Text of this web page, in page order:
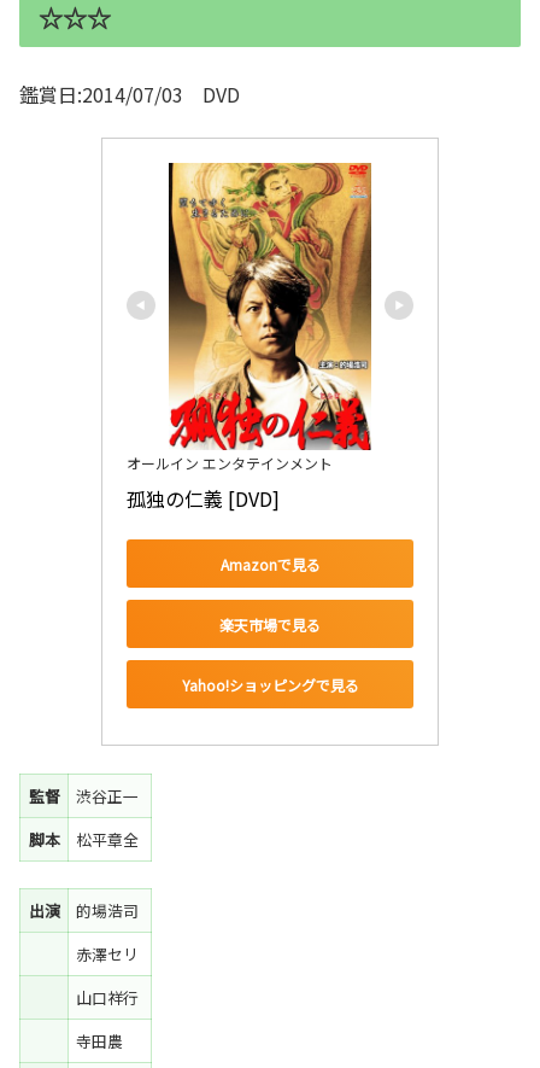
☆☆☆
鑑賞日:2014/07/03 DVD
オールイン エンタテインメント
孤独の仁義 [DVD]
Amazonで見る
楽天市場で見る
Yahoo!ショッピングで見る
監督
渋谷正一
脚本
松平章全
出演
的場浩司
赤澤セリ
山口祥行
寺田農